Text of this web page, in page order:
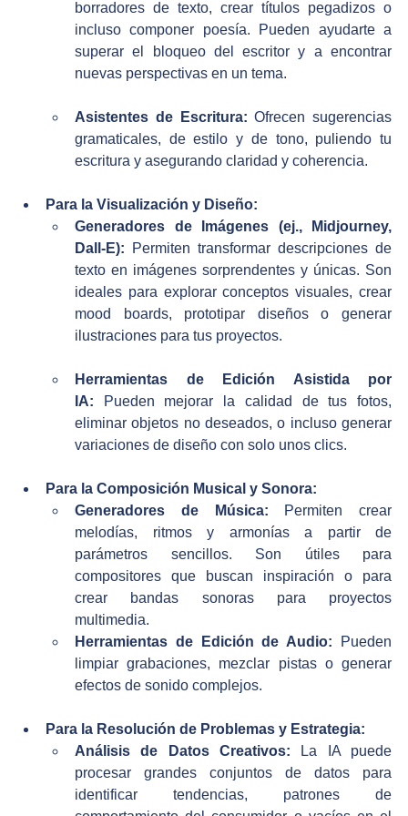
borradores de texto, crear títulos pegadizos o
incluso componer poesía. Pueden ayudarte a
superar el bloqueo del escritor y a encontrar
nuevas perspectivas en un tema.
Asistentes de Escritura: Ofrecen sugerencias
gramaticales, de estilo y de tono, puliendo tu
escritura y asegurando claridad y coherencia.
Para la Visualización y Diseño:
Generadores de Imágenes (ej., Midjourney,
Dall-E): Permiten transformar descripciones de
texto en imágenes sorprendentes y únicas. Son
ideales para explorar conceptos visuales, crear
mood boards, prototipar diseños o generar
ilustraciones para tus proyectos.
Herramientas de Edición Asistida por
IA: Pueden mejorar la calidad de tus fotos,
eliminar objetos no deseados, o incluso generar
variaciones de diseño con solo unos clics.
Para la Composición Musical y Sonora:
Generadores de Música: Permiten crear
melodías, ritmos y armonías a partir de
parámetros sencillos. Son útiles para
compositores que buscan inspiración o para
crear bandas sonoras para proyectos
multimedia.
Herramientas de Edición de Audio: Pueden
limpiar grabaciones, mezclar pistas o generar
efectos de sonido complejos.
Para la Resolución de Problemas y Estrategia:
Análisis de Datos Creativos: La IA puede
procesar grandes conjuntos de datos para
identificar tendencias, patrones de